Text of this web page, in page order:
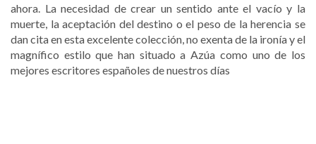
ahora. La necesidad de crear un sentido ante el vacío y la
muerte, la aceptación del destino o el peso de la herencia se
dan cita en esta excelente colección, no exenta de la ironía y el
magnífico estilo que han situado a Azúa como uno de los
mejores escritores españoles de nuestros días